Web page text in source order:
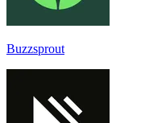
Buzzsprout